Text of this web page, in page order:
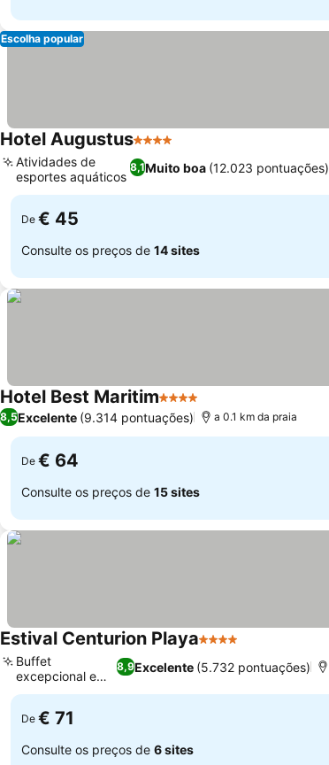
Escolha popular
Hotel Augustus4 Estrelas
8,1Muito boa (12.023 pontuações)
Atividades de
esportes aquáticos
De € 45
Consulte os preços de 14 sites
Hotel Best Maritim4 EstrelasVer preços
8,5Excelente (9.314 pontuações) a 0.1 km da praia
De € 64
Consulte os preços de 15 sites
Estival Centurion Playa4 Estrelas
8,9Excelente (5.732 pontuações)
Buffet
excepcional e
variado
De € 71
Consulte os preços de 6 sites